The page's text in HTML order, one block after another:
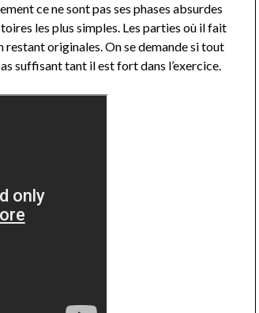
ce ne sont pas ses phases absurdes
les plus simples. Les parties où il fait
originales. On se demande si tout
suffisant tant il est fort dans l’exercice.